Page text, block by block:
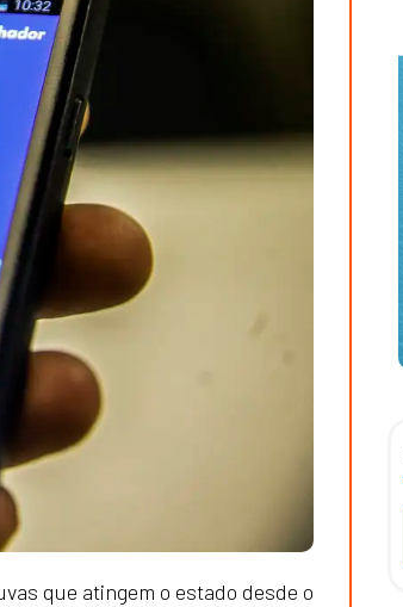
que atingem o estado desde o